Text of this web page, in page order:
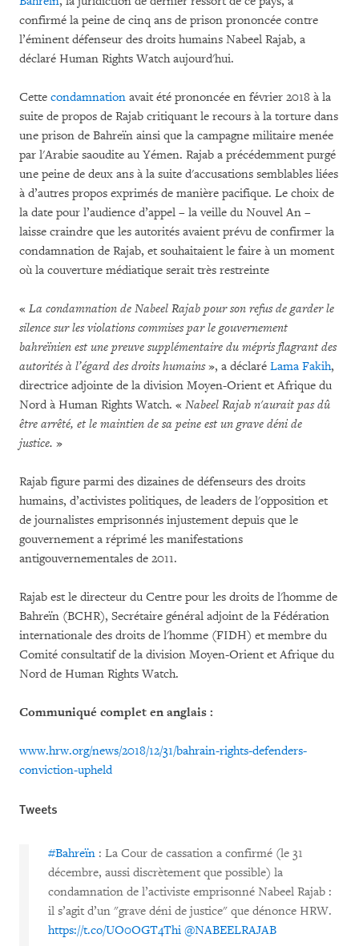
confirmé la peine de cinq ans de prison prononcée contre
l’éminent défenseur des droits humains Nabeel Rajab, a
déclaré Human Rights Watch aujourd'hui.
Cette condamnation avait été prononcée en février 2018 à la
suite de propos de Rajab critiquant le recours à la torture dans
une prison de Bahreïn ainsi que la campagne militaire menée
par l'Arabie saoudite au Yémen. Rajab a précédemment purgé
une peine de deux ans à la suite d'accusations semblables liées
à d’autres propos exprimés de manière pacifique. Le choix de
la date pour l’audience d’appel – la veille du Nouvel An –
laisse craindre que les autorités avaient prévu de confirmer la
condamnation de Rajab, et souhaitaient le faire à un moment
où la couverture médiatique serait très restreinte
« La condamnation de Nabeel Rajab pour son refus de garder le
silence sur les violations commises par le gouvernement
bahreïnien est une preuve supplémentaire du mépris flagrant des
autorités à l’égard des droits humains», a déclaré Lama Fakih,
directrice adjointe de la division Moyen-Orient et Afrique du
Nord à Human Rights Watch. « Nabeel Rajab n'aurait pas dû
être arrêté, et le maintien de sa peine est un grave déni de
justice. »
Rajab figure parmi des dizaines de défenseurs des droits
humains, d’activistes politiques, de leaders de l'opposition et
de journalistes emprisonnés injustement depuis que le
gouvernement a réprimé les manifestations
antigouvernementales de 2011.
Rajab est le directeur du Centre pour les droits de l'homme de
Bahreïn (BCHR), Secrétaire général adjoint de la Fédération
internationale des droits de l'homme (FIDH) et membre du
Comité consultatif de la division Moyen-Orient et Afrique du
Nord de Human Rights Watch.
Communiqué complet en anglais :
www.hrw.org/news/2018/12/31/bahrain-rights-defenders-
conviction-upheld
Tweets
#Bahreïn : La Cour de cassation a confirmé (le 31
décembre, aussi discrètement que possible) la
condamnation de l’activiste emprisonné Nabeel Rajab :
il s’agit d’un "grave déni de justice" que dénonce HRW.
https://t.co/UO0OGT4Thi @NABEELRAJAB